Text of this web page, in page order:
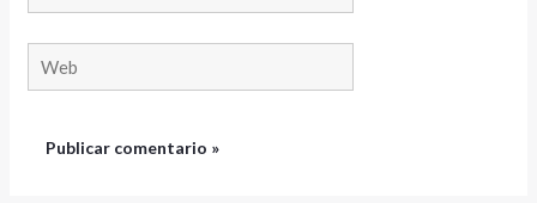
electrónico*
Web